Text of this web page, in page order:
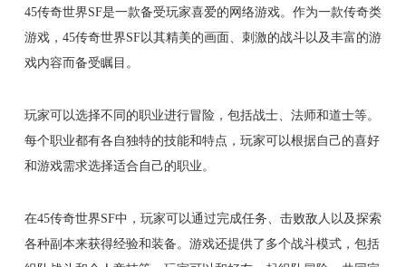
45传奇世界SF是一款备受玩家喜爱的网络游戏。作为一款传奇类
游戏，45传奇世界SF以其精美的画面、刺激的战斗以及丰富的游
戏内容而备受瞩目。
玩家可以选择不同的职业进行冒险，包括战士、法师和道士等。
每个职业都有各自独特的技能和特点，玩家可以根据自己的喜好
和游戏需求选择适合自己的职业。
在45传奇世界SF中，玩家可以通过完成任务、击败敌人以及探索
各种副本来获得经验和装备。游戏还提供了多个战斗模式，包括